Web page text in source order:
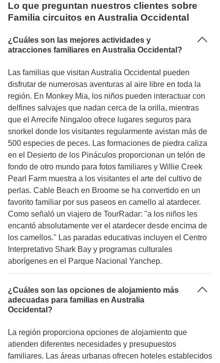
Lo que preguntan nuestros clientes sobre
Familia circuitos en Australia Occidental
¿Cuáles son las mejores actividades y
atracciones familiares en Australia Occidental?
Las familias que visitan Australia Occidental pueden
disfrutar de numerosas aventuras al aire libre en toda la
región. En Monkey Mia, los niños pueden interactuar con
delfines salvajes que nadan cerca de la orilla, mientras
que el Arrecife Ningaloo ofrece lugares seguros para
snorkel donde los visitantes regularmente avistan más de
500 especies de peces. Las formaciones de piedra caliza
en el Desierto de los Pináculos proporcionan un telón de
fondo de otro mundo para fotos familiares y Willie Creek
Pearl Farm muestra a los visitantes el arte del cultivo de
perlas. Cable Beach en Broome se ha convertido en un
favorito familiar por sus paseos en camello al atardecer.
Como señaló un viajero de TourRadar: "a los niños les
encantó absolutamente ver el atardecer desde encima de
los camellos." Las paradas educativas incluyen el Centro
Interpretativo Shark Bay y programas culturales
aborígenes en el Parque Nacional Yanchep.
¿Cuáles son las opciones de alojamiento más
adecuadas para familias en Australia
Occidental?
La región proporciona opciones de alojamiento que
atienden diferentes necesidades y presupuestos
familiares. Las áreas urbanas ofrecen hoteles establecidos